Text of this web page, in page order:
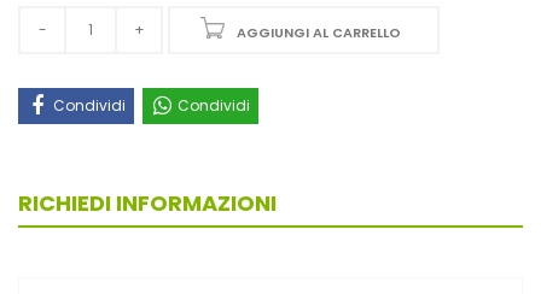
AGGIUNGI AL CARRELLO
Condividi Condividi
RICHIEDI INFORMAZIONI